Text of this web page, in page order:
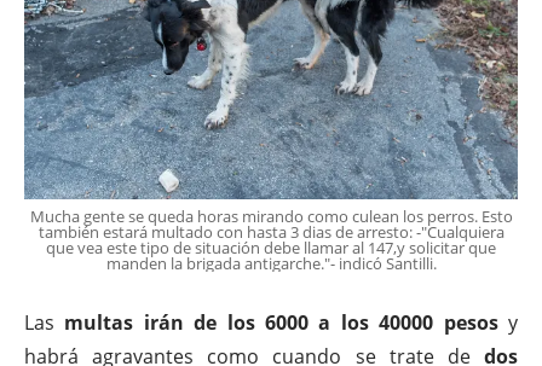
Mucha gente se queda horas mirando como culean los perros. Esto
también estará multado con hasta 3 dias de arresto: -"Cualquiera
que vea este tipo de situación debe llamar al 147,y solicitar que
manden la brigada antigarche."- indicó Santilli.
Las multas irán de los 6000 a los 40000 pesosy
habrá agravantes como cuando se trate dedos